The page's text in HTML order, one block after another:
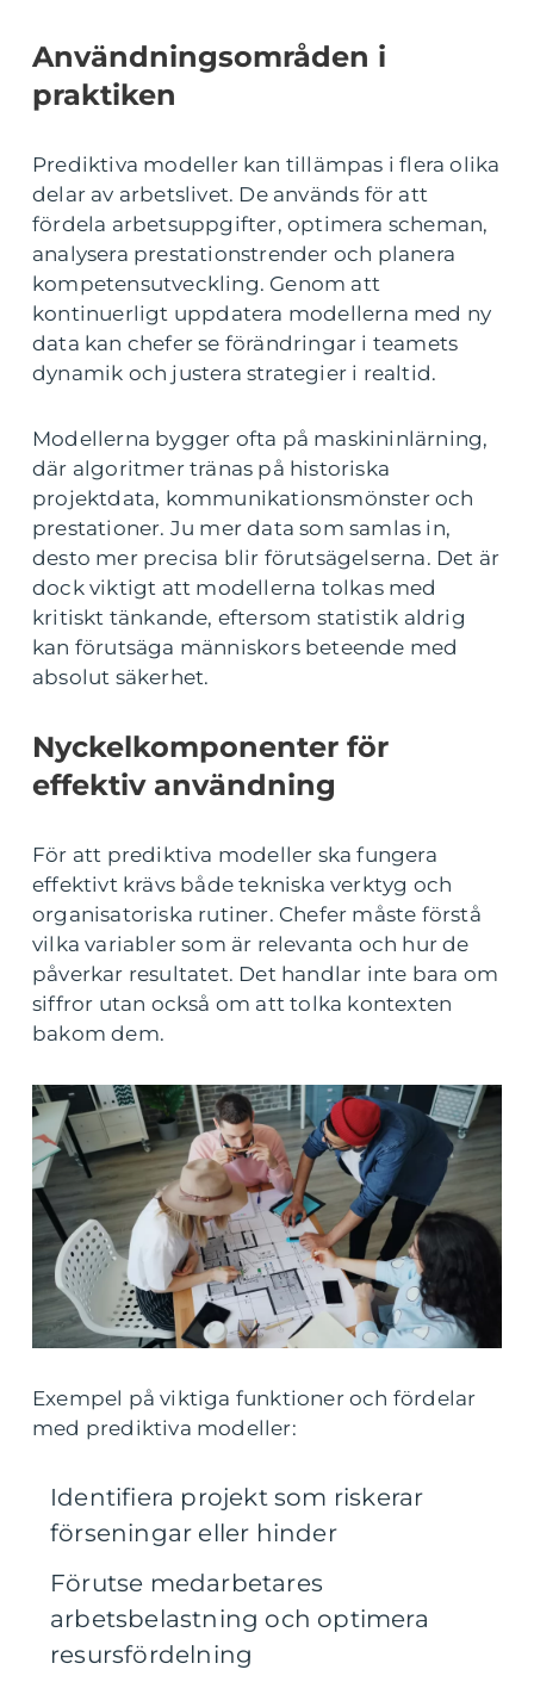
Användningsområden i
praktiken
Prediktiva modeller kan tillämpas i flera olika
delar av arbetslivet. De används för att
fördela arbetsuppgifter, optimera scheman,
analysera prestationstrender och planera
kompetensutveckling. Genom att
kontinuerligt uppdatera modellerna med ny
data kan chefer se förändringar i teamets
dynamik och justera strategier i realtid.
Modellerna bygger ofta på maskininlärning,
där algoritmer tränas på historiska
projektdata, kommunikationsmönster och
prestationer. Ju mer data som samlas in,
desto mer precisa blir förutsägelserna. Det är
dock viktigt att modellerna tolkas med
kritiskt tänkande, eftersom statistik aldrig
kan förutsäga människors beteende med
absolut säkerhet.
Nyckelkomponenter för
effektiv användning
För att prediktiva modeller ska fungera
effektivt krävs både tekniska verktyg och
organisatoriska rutiner. Chefer måste förstå
vilka variabler som är relevanta och hur de
påverkar resultatet. Det handlar inte bara om
siffror utan också om att tolka kontexten
bakom dem.
Exempel på viktiga funktioner och fördelar
med prediktiva modeller:
Identifiera projekt som riskerar
förseningar eller hinder
Förutse medarbetares
arbetsbelastning och optimera
resursfördelning